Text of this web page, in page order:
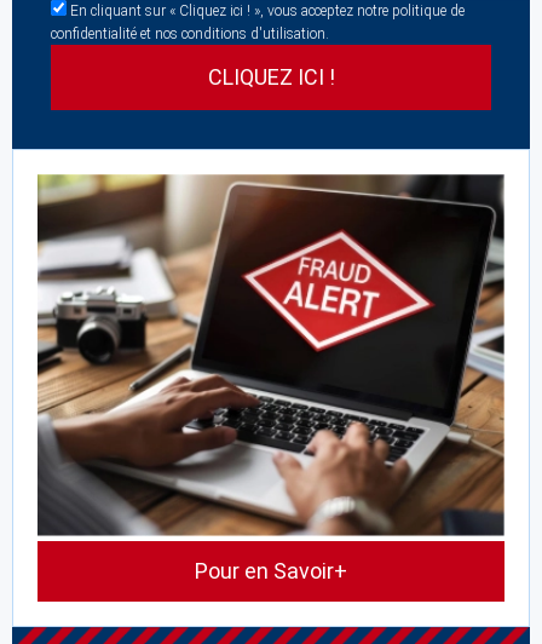
En cliquant sur « Cliquez ici ! », vous acceptez notre politique de
confidentialité et nos conditions d'utilisation.
Pour en Savoir+